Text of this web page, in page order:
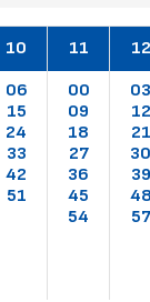
10
06
15
24
33
42
51
11
00
09
18
27
36
45
54
12
03
12
21
30
39
57